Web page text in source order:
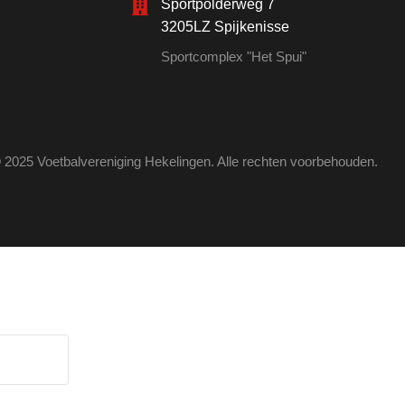
Sportpolderweg 7
3205LZ Spijkenisse
Sportcomplex "Het Spui"
Voetbalvereniging Hekelingen. Alle rechten voorbehouden.